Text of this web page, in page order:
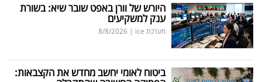
היורש של וורן באפט שובר שיא: בשורת
ענק למשקיעים
מערכת ice |
8/8/2026
ביטוח לאומי יחשב מחדש את הקצבאות: